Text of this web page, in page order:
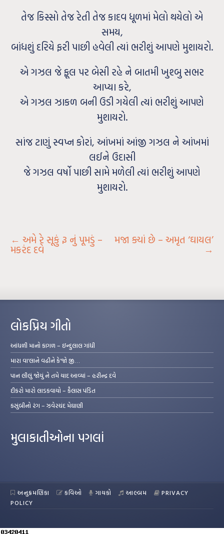
તેજ કિસ્સો તેજ રેતી તેજ કાદવ ધૂળમાં મેલો થયેલો એ
સમય,
બાંધશું દરિયે ફરી પાછી હવેલી ત્યાં ભરીશું આપણે મુશાયરો.
એ ગઝલ જે ફૂલ પર બેસી રહે ને બાતમી ખુશ્બુ સભર
આપ્યા કરે,
એ ગઝલ ઝાકળ બની ઉડી ગયેલી ત્યાં ભરીશું આપણે
મુશાયરો.
સાંજ ટાણું સ્વપ્ન કોરાં, આંખમાં આંજી ગઝલ ને આંખમાં
લઈને ઉદાસી
જે ગઝલ વર્ષો પાછી સામે મળેલી ત્યાં ભરીશું આપણે
મુશાયરો.
← અમે રે સૂકું રૂ નું પૂમડું –
મકરંદ દવે
મજા ક્યાં છે – અમૃત ‘ઘાયલ’
→
લોકપ્રિય ગીતો
આંધળી માનો કાગળ – ઇન્દુલાલ ગાંધી
મારા વા’લાને વઢીને કે’જો જી…
પાન લીલું જોયું ને તમે યાદ આવ્યાં – હરીન્દ્ર દવે
દીકરો મારો લાડકવાયો – કૈલાસ પંડિત
કસુંબીનો રંગ – ઝવેરચંદ મેઘાણી
મુલાકાતીઓના પગલાં
અનુક્રમણિકા કવિઓ ગાયકો આલ્બમ
PRIVACY
POLICY